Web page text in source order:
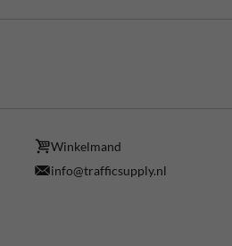
Winkelmand
info@trafficsupply.nl